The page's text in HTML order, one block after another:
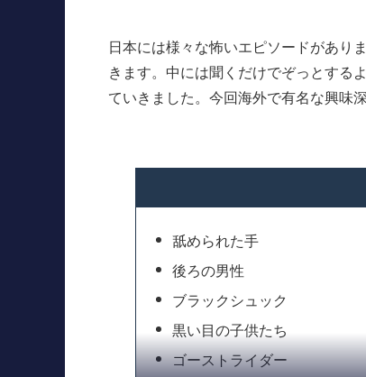
日本には様々な怖いエピソードがあり
きます。中には聞くだけでぞっとする
ていきました。今回海外で有名な興味
舐められた手
後ろの男性
ブラックシュック
黒い目の子供たち
ゴーストライダー